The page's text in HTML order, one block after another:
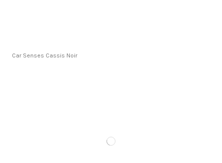
Car Senses Cassis Noir